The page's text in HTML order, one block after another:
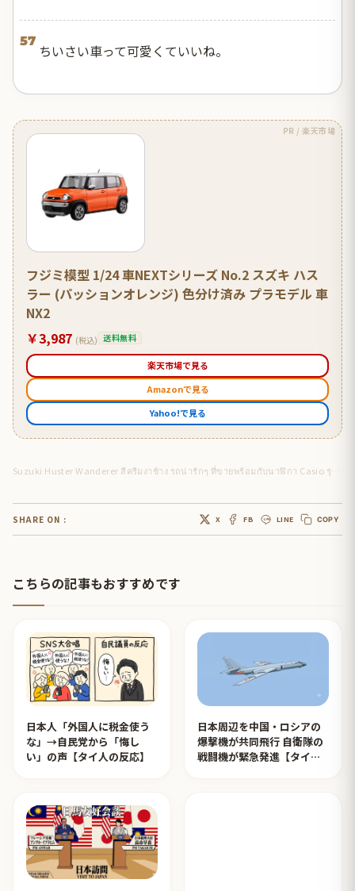
57
ちいさい車って可愛くていいね。
PR / 楽天市場
フジミ模型 1/24 車NEXTシリーズ No.2 スズキ ハス
ラー (パッションオレンジ) 色分け済み プラモデル 車
NX2
￥3,987 (税込) 送料無料
楽天市場で見る
Amazonで見る
Yahoo!で見る
Suzuki Huster Wanderer สีครีมงาช้าง รถน่ารักๆ ที่ขายพร้อมกับนาฬิกา Casio รุ่นพิเศษ
SHARE ON : X FB LINE COPY
こちらの記事もおすすめです
日本人「外国人に税金使う
な」→自民党から「悔し
い」の声【タイ人の反応】
日本周辺を中国・ロシアの
爆撃機が共同飛行 自衛隊の
戦闘機が緊急発進【タイ人